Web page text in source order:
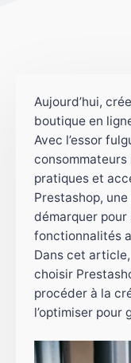
Aujourd’hui,
boutique en
Avec l’essor
pratiques et
Prestashop,
démarquer
fonctionnalités
Dans cet
choisir
procéder à la
l’optimiser pour